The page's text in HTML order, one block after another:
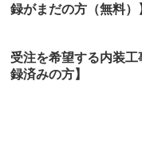
録がまだの方（無料）
受注を希望する内装工
録済みの方】